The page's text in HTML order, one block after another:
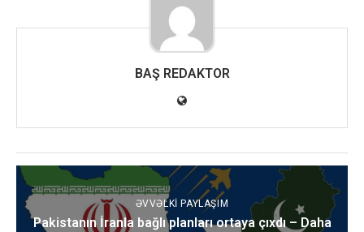
BAŞ REDAKTOR
ƏVVƏLKI PAYLAŞIM
Pakistanın İranla bağlı planları ortaya çıxdı – Daha